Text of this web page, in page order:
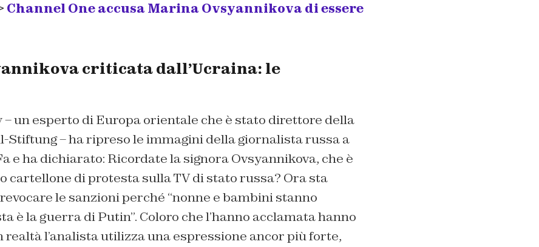
Channel One accusa Marina Ovsyannikova di essere
criticata dall’Ucraina: le
– un esperto di Europa orientale che è stato direttore della
Stiftung – ha ripreso le immagini della giornalista russa a
e ha dichiarato: Ricordate la signora Ovsyannikova, che è
cartellone di protesta sulla TV di stato russa? Ora sta
revocare le sanzioni perché “nonne e bambini stanno
è la guerra di Putin”. Coloro che l’hanno acclamata hanno
l’analista utilizza una espressione ancor più forte,